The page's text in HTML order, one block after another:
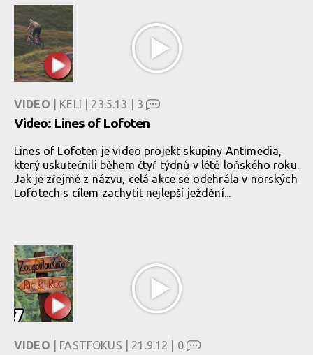
VIDEO | KELI | 23.5.13 | 3
Video: Lines of Lofoten
Lines of Lofoten je video projekt skupiny Antimedia,
který uskutečnili během čtyř týdnů v létě loňského roku.
Jak je zřejmé z názvu, celá akce se odehrála v norských
Lofotech s cílem zachytit nejlepší ježdění...
VIDEO | FASTFOKUS | 21.9.12 | 0